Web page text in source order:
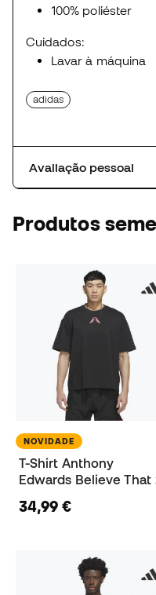
100% poliéster
Cuidados:
Lavar à máquina
adidas
Avaliação pessoal
Produtos
NOVIDADE
T-Shirt Anthony
Edwards Believe That
34,99 €